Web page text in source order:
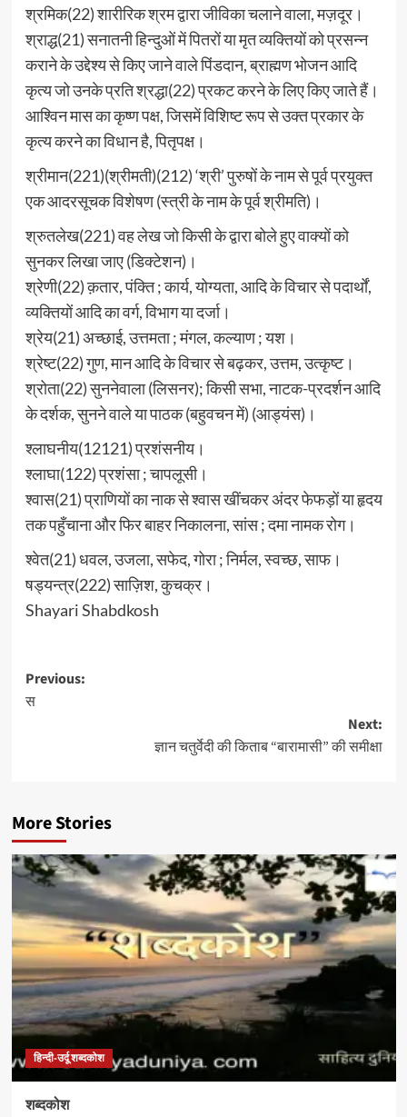
श्रमिक(22) शारीरिक श्रम द्वारा जीविका चलाने वाला, मज़दूर।
श्राद्ध(21) सनातनी हिन्दुओं में पितरों या मृत व्यक्तियों को प्रसन्न
कराने के उद्देश्य से किए जाने वाले पिंडदान, ब्राह्मण भोजन आदि
कृत्य जो उनके प्रति श्रद्धा(22) प्रकट करने के लिए किए जाते हैं।
आश्विन मास का कृष्ण पक्ष, जिसमें विशिष्ट रूप से उक्त प्रकार के
कृत्य करने का विधान है, पितृपक्ष।
श्रीमान(221)(श्रीमती)(212) ‘श्री’ पुरुषों के नाम से पूर्व प्रयुक्त
एक आदरसूचक विशेषण (स्त्री के नाम के पूर्व श्रीमति)।
श्रुतलेख(221) वह लेख जो किसी के द्वारा बोले हुए वाक्यों को
सुनकर लिखा जाए (डिक्टेशन)।
श्रेणी(22) क़तार, पंक्ति ; कार्य, योग्यता, आदि के विचार से पदार्थों,
व्यक्तियों आदि का वर्ग, विभाग या दर्जा।
श्रेय(21) अच्छाई, उत्तमता ; मंगल, कल्याण ; यश।
श्रेष्ट(22) गुण, मान आदि के विचार से बढ़कर, उत्तम, उत्कृष्ट।
श्रोता(22) सुननेवाला (लिसनर); किसी सभा, नाटक-प्रदर्शन आदि
के दर्शक, सुनने वाले या पाठक (बहुवचन में) (आड्यंस)।
श्लाघनीय(12121) प्रशंसनीय।
श्लाघा(122) प्रशंसा ; चापलूसी।
श्वास(21) प्राणियों का नाक से श्वास खींचकर अंदर फेफड़ों या हृदय
तक पहुँचाना और फिर बाहर निकालना, सांस ; दमा नामक रोग।
श्वेत(21) धवल, उजला, सफेद, गोरा ; निर्मल, स्वच्छ, साफ।
षड्यन्त्र(222) साज़िश, कुचक्र।
Shayari Shabdkosh
Post
navigation
Previous:
स
Next:
ज्ञान चतुर्वेदी की किताब “बारामासी” की समीक्षा
More Stories
हिन्दी-उर्दू शब्दकोश
शब्दकोश